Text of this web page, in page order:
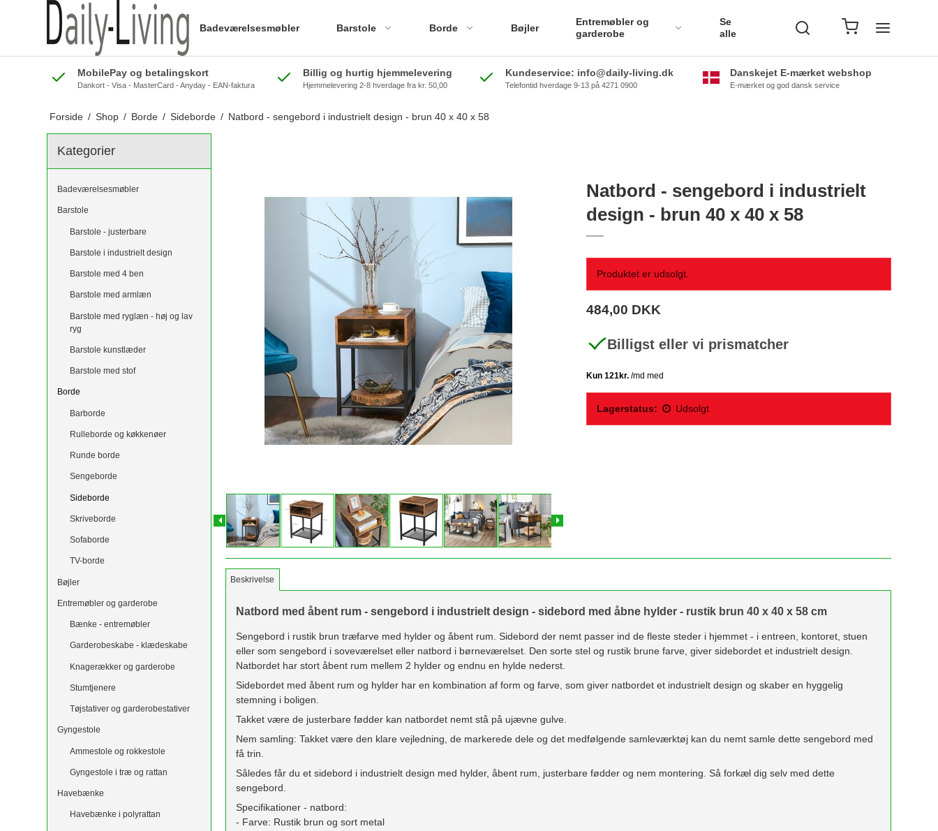
Badeværelsesmøbler Barstole Borde Bøjler
Entremøbler og
garderobe
Se
alle
MobilePay og betalingskort
Dankort - Visa - MasterCard - Anyday - EAN-faktura
Billig og hurtig hjemmelevering
Hjemmelevering 2-8 hverdage fra kr. 50,00
Kundeservice: info@daily-living.dk
Telefontid hverdage 9-13 på 4271 0900
Danskejet E-mærket webshop
E-mærket og god dansk service
Forside / Shop / Borde / Sideborde / Natbord - sengebord i industrielt design - brun 40 x 40 x 58
Kategorier
Badeværelsesmøbler
Barstole
Barstole - justerbare
Barstole i industrielt design
Barstole med 4 ben
Barstole med armlæn
Barstole med ryglæn - høj og lav
ryg
Barstole kunstlæder
Barstole med stof
Borde
Barborde
Rulleborde og køkkenøer
Runde borde
Sengeborde
Sideborde
Skriveborde
Sofaborde
TV-borde
Bøjler
Entremøbler og garderobe
Bænke - entremøbler
Garderobeskabe - klædeskabe
Knagerækker og garderobe
Stumtjenere
Tøjstativer og garderobestativer
Gyngestole
Ammestole og rokkestole
Gyngestole i træ og rattan
Havebænke
Havebænke i polyrattan
Natbord - sengebord i industrielt
design - brun 40 x 40 x 58
Produktet er udsolgt.
484,00 DKK
Billigst eller vi prismatcher
Lagerstatus: Udsolgt
Beskrivelse
Natbord med åbent rum - sengebord i industrielt design - sidebord med åbne hylder - rustik brun 40 x 40 x 58 cm
Sengebord i rustik brun træfarve med hylder og åbent rum. Sidebord der nemt passer ind de fleste steder i hjemmet - i entreen, kontoret, stuen
eller som sengebord i soveværelset eller natbord i børneværelset. Den sorte stel og rustik brune farve, giver sidebordet et industrielt design.
Natbordet har stort åbent rum mellem 2 hylder og endnu en hylde nederst.
Sidebordet med åbent rum og hylder har en kombination af form og farve, som giver natbordet et industrielt design og skaber en hyggelig
stemning i boligen.
Takket være de justerbare fødder kan natbordet nemt stå på ujævne gulve.
Nem samling: Takket være den klare vejledning, de markerede dele og det medfølgende samleværktøj kan du nemt samle dette sengebord med
få trin.
Således får du et sidebord i industrielt design med hylder, åbent rum, justerbare fødder og nem montering. Så forkæl dig selv med dette
sengebord.
Specifikationer - natbord:
- Farve: Rustik brun og sort metal